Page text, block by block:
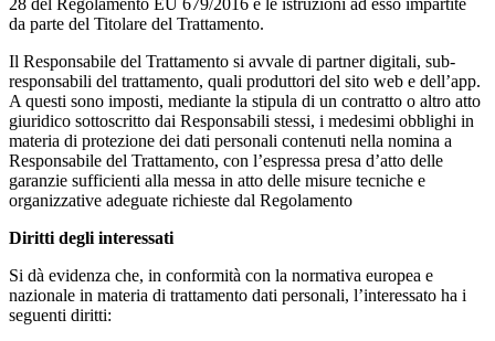
da parte del Titolare del Trattamento.
Il Responsabile del Trattamento si avvale di partner digitali, sub-
responsabili del trattamento, quali produttori del sito web e dell’app.
A questi sono imposti, mediante la stipula di un contratto o altro atto
giuridico sottoscritto dai Responsabili stessi, i medesimi obblighi in
materia di protezione dei dati personali contenuti nella nomina a
Responsabile del Trattamento, con l’espressa presa d’atto delle
garanzie sufficienti alla messa in atto delle misure tecniche e
organizzative adeguate richieste dal Regolamento
Diritti degli interessati
Si dà evidenza che, in conformità con la normativa europea e
nazionale in materia di trattamento dati personali, l’interessato ha i
seguenti diritti: